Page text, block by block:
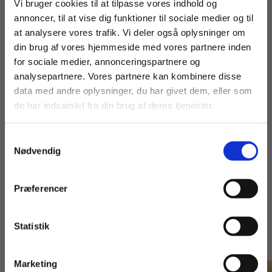
Vi bruger cookies til at tilpasse vores indhold og
annoncer, til at vise dig funktioner til sociale medier og til
at analysere vores trafik. Vi deler også oplysninger om
din brug af vores hjemmeside med vores partnere inden
for sociale medier, annonceringspartnere og
analysepartnere. Vores partnere kan kombinere disse
data med andre oplysninger, du har givet dem, eller som
de har indsamlet fra din brug af deres tjenester.
Nødvendig
Præferencer
Statistik
Marketing
Fødevarer, jordbrug og oplevelser
Kontor, handel og forretningsservice
Omsorg, sundhed og pædagogik
Teknologi, byggeri og transport.
Andre har også købt
Fortsæt som:
For privatkunder og
studerende. Du får
vist priser inkl.
For institutioner og
virksomheder. Du
får vist priser ekskl.